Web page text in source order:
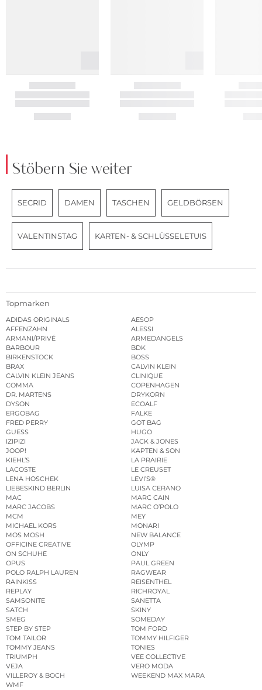
Stöbern Sie weiter
SECRID DAMEN TASCHEN GELDBÖRSEN
VALENTINSTAG KARTEN- & SCHLÜSSELETUIS
Topmarken
ADIDAS ORIGINALS
AESOP
AFFENZAHN
ALESSI
ARMANI/PRIVÉ
ARMEDANGELS
BARBOUR
BDK
BIRKENSTOCK
BOSS
BRAX
CALVIN KLEIN
CALVIN KLEIN JEANS
CLINIQUE
COMMA
COPENHAGEN
DR. MARTENS
DRYKORN
DYSON
ECOALF
ERGOBAG
FALKE
FRED PERRY
GOT BAG
GUESS
HUGO
IZIPIZI
JACK & JONES
JOOP!
KAPTEN & SON
KIEHL’S
LA PRAIRIE
LACOSTE
LE CREUSET
LENA HOSCHEK
LEVI’S®
LIEBESKIND BERLIN
LUISA CERANO
MAC
MARC CAIN
MARC JACOBS
MARC O’POLO
MCM
MEY
MICHAEL KORS
MONARI
MOS MOSH
NEW BALANCE
OFFICINE CREATIVE
OLYMP
ON SCHUHE
ONLY
OPUS
PAUL GREEN
POLO RALPH LAUREN
RAGWEAR
RAINKISS
REISENTHEL
REPLAY
RICHROYAL
SAMSONITE
SANETTA
SATCH
SKINY
SMEG
SOMEDAY
STEP BY STEP
TOM FORD
TOM TAILOR
TOMMY HILFIGER
TOMMY JEANS
TONIES
TRIUMPH
VEE COLLECTIVE
VEJA
VERO MODA
VILLEROY & BOCH
WEEKEND MAX MARA
WMF